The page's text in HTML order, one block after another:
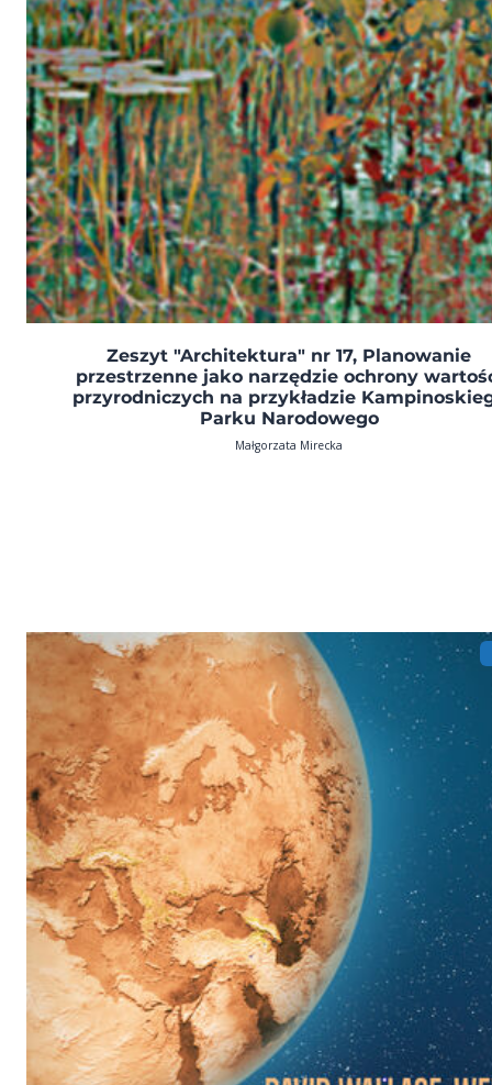
Zeszyt "Architektura" nr 17, Planowanie
przestrzenne jako narzędzie ochrony
przyrodniczych na przykładzie
Parku Narodowego
Małgorzata Mirecka